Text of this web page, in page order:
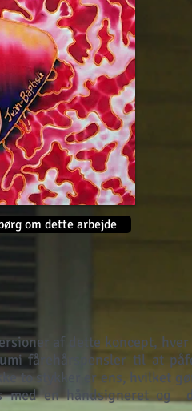
om dette arbejde
af dette koncept,
fårehårspensler til at
to stykker er ens, hvilket
med en håndsigneret og